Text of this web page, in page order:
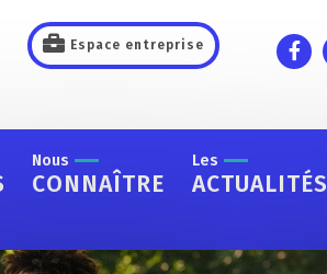
Espace entreprise
Nous
CONNAÎTRE
Les
ACTUALITÉS